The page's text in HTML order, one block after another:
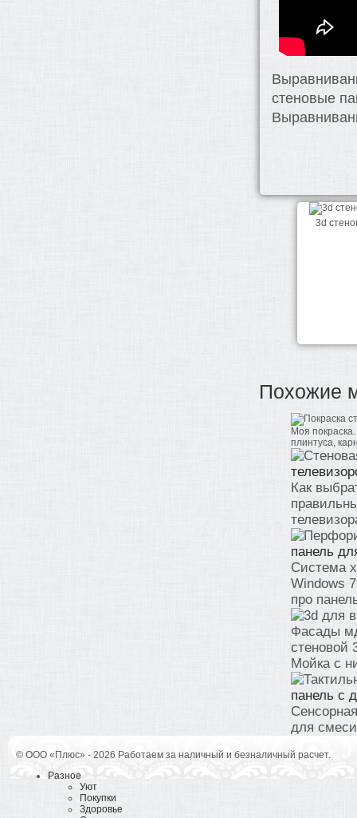
стеновые
3d
Похожие
Моя
плинтуса,
Как
панель
Система
Windows
про
Фасады
стеновой
Мойка с
панель с
для
© ООО «Плюс» - 2026 Работаем за наличный и безналичный расчет.
Разное
Уют
Покупки
Здоровье